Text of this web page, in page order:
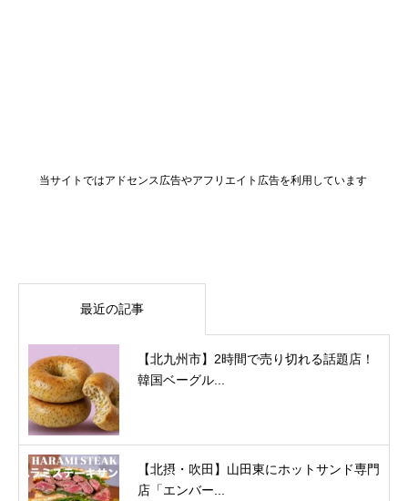
当サイトではアドセンス広告やアフリエイト広告を利用しています
最近の記事
【北九州市】2時間で売り切れる話題店！
韓国ベーグル...
【北摂・吹田】山田東にホットサンド専門
店「エンバー...